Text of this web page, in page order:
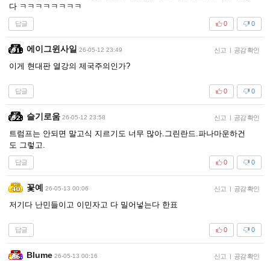
다 ㅋㅋㅋㅋㅋㅋㅋㅋ
답글 0
0
에이그윈사일 26-05-12 23:49 신고 | 공감 확인
이게 현대판 열강의 제국주의인가?
답글 0
0
슬기로움 26-05-12 23:58 신고 | 공감 확인
트럼프는 안되면 말고식 지르기도 너무 많아.그린란드.파나마운하건
도 그렇고.
답글 0
0
꽃예 26-05-13 00:06 신고 | 공감 확인
저기다 난민들이고 이민자고 다 밀어넣는다 한표
답글 0
0
Blume 26-05-13 00:16 신고 | 공감 확인